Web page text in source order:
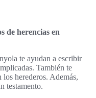
de herencias en
te ayudan a escribir
También te
los herederos. Además,
testamento.